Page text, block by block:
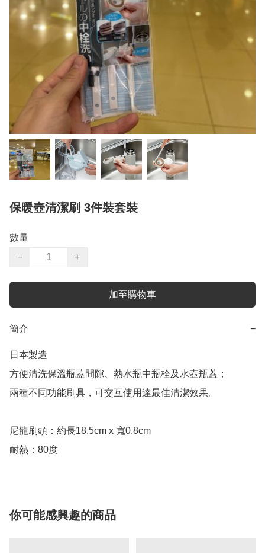
保暖壺清潔刷 3件裝套裝
數量
−
+
加至購物車
簡介 −
日本製造
方便清洗保溫瓶蓋間隙、熱水瓶中瓶栓及水壺瓶蓋；
兩種不同功能刷具，可交互使用達最佳清潔效果。
尼龍刷頭：約長18.5cm x 寬0.8cm
耐熱：80度
你可能感興趣的商品